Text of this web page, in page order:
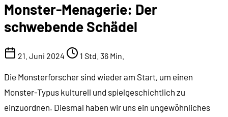
Monster-Menagerie: Der
schwebende Schädel
21. Juni 2024 1 Std. 36 Min.
Die Monsterforscher sind wieder am Start, um einen
Monster-Typus kulturell und spielgeschichtlich zu
einzuordnen. Diesmal haben wir uns ein ungewöhnliches